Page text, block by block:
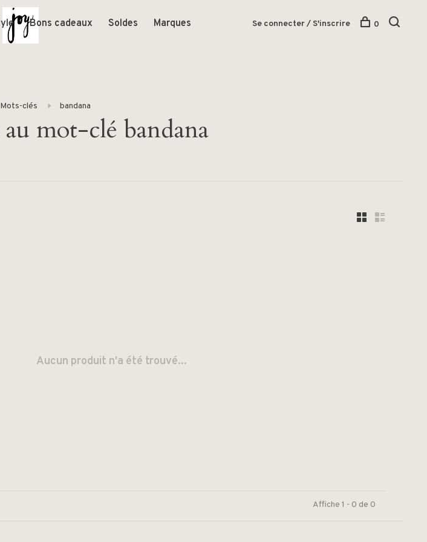
Bons cadeaux Soldes Marques Se connecter / S'inscrire 0
Mots-clés bandana
au mot-clé bandana
Aucun produit n'a été trouvé...
Affiche 1 - 0 de 0